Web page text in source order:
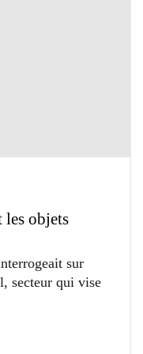
objets
sur
secteur qui vise